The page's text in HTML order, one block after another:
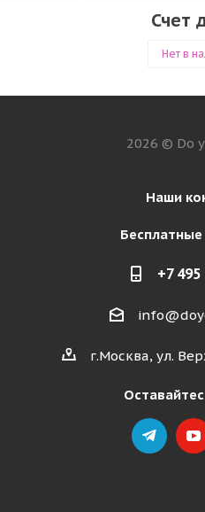
Счет
Нет в
2026 © Do
Наши
Бесплатные
+7 495
г.Москва, ул.